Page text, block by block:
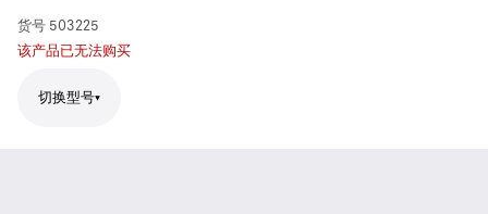
货号 503225
该产品已无法购买
切换型号